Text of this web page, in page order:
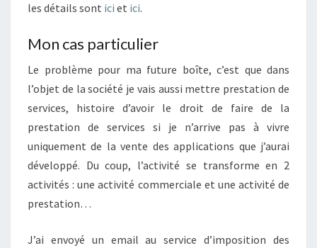
les détails sont ici et ici.
Mon cas particulier
Le problème pour ma future boîte, c’est que dans
l’objet de la société je vais aussi mettre prestation de
services, histoire d’avoir le droit de faire de la
prestation de services si je n’arrive pas à vivre
uniquement de la vente des applications que j’aurai
développé. Du coup, l’activité se transforme en 2
activités : une activité commerciale et une activité de
prestation…
J’ai envoyé un email au service d’imposition des